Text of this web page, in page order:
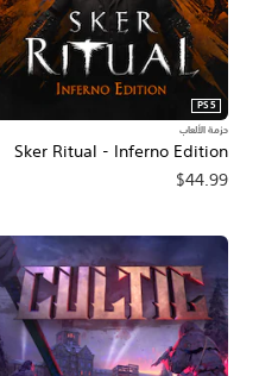
Sker Ritual - Inferno Edition
PS5
حزمة الألعاب
$44.99